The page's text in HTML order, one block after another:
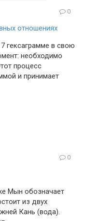
0
гексаграмме в свою
необходимо
процесс
и принимает
0
Мын обозначает
из двух
Кань (вода).